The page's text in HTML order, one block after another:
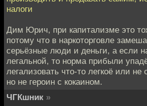
налоги
Дим Юрич, при капитализме это
потому что в наркоторговле
серьёзные люди и деньги, а если
легальной, то норма прибыли
легализовать что-то легкоё или не
но не героин с кокаином.
ЧГКшник »